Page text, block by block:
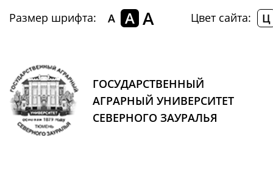
Размер шрифта: A A A Цвет сайта: Ц
ГОСУДАРСТВЕННЫЙ
АГРАРНЫЙ УНИВЕРСИТЕТ
СЕВЕРНОГО ЗАУРАЛЬЯ